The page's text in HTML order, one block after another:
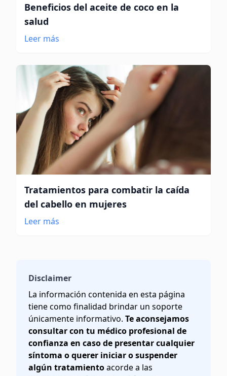
Beneficios del aceite de coco en la
salud
Leer más
Tratamientos para combatir la caída
del cabello en mujeres
Leer más
Disclaimer
La información contenida en esta página
tiene como finalidad brindar un soporte
únicamente informativo. Te aconsejamos
consultar con tu médico profesional de
confianza en caso de presentar cualquier
síntoma o querer iniciar o suspender
algún tratamientoacorde a las